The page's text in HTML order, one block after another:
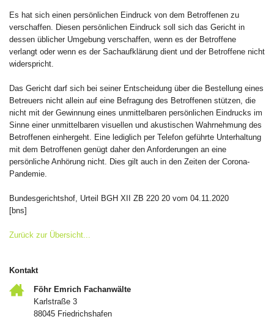
Es hat sich einen persönlichen Eindruck von dem Betroffenen zu
verschaffen. Diesen persönlichen Eindruck soll sich das Gericht in
dessen üblicher Umgebung verschaffen, wenn es der Betroffene
verlangt oder wenn es der Sachaufklärung dient und der Betroffene nicht
widerspricht.
Das Gericht darf sich bei seiner Entscheidung über die Bestellung eines
Betreuers nicht allein auf eine Befragung des Betroffenen stützen, die
nicht mit der Gewinnung eines unmittelbaren persönlichen Eindrucks im
Sinne einer unmittelbaren visuellen und akustischen Wahrnehmung des
Betroffenen einhergeht. Eine lediglich per Telefon geführte Unterhaltung
mit dem Betroffenen genügt daher den Anforderungen an eine
persönliche Anhörung nicht. Dies gilt auch in den Zeiten der Corona-
Pandemie.
Bundesgerichtshof, Urteil BGH XII ZB 220 20 vom 04.11.2020
[bns]
Zurück zur Übersicht...
Kontakt
Föhr Emrich Fachanwälte
Karlstraße 3
88045 Friedrichshafen